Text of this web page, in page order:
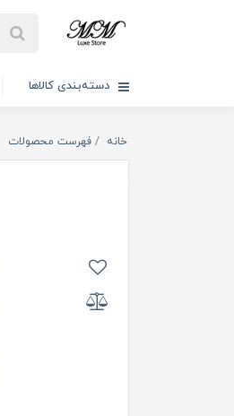
دسته‌بندی کالاها
خانه فهرست محصولات